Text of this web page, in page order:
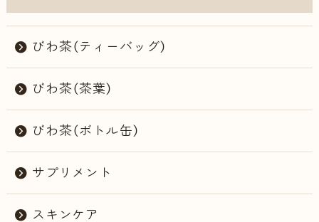
びわ茶（ティーバッグ）
びわ茶（茶葉）
びわ茶（ボトル缶）
サプリメント
スキンケア